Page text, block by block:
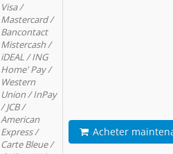
Visa /
Mastercard /
Bancontact
Mistercash /
iDEAL / ING
Home' Pay /
Western
Union / InPay
/ JCB /
American
Express /
Carte Bleue /
Acheter